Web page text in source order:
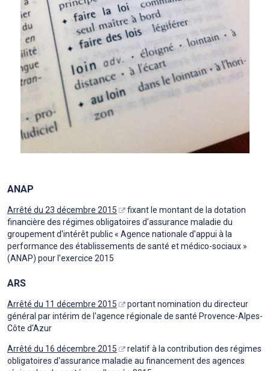
ANAP
Arrêté du 23 décembre 2015
fixant le montant de la dotation
financière des régimes obligatoires d'assurance maladie du
groupement d'intérêt public « Agence nationale d'appui à la
performance des établissements de santé et médico-sociaux »
(ANAP) pour l'exercice 2015
ARS
Arrêté du 11 décembre 2015
portant nomination du directeur
général par intérim de l'agence régionale de santé Provence-Alpes-
Côte d'Azur
Arrêté du 16 décembre 2015
relatif à la contribution des régimes
obligatoires d'assurance maladie au financement des agences